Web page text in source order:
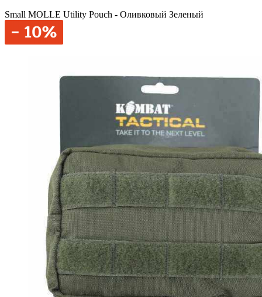
Small MOLLE Utility Pouch - Оливковый Зеленый